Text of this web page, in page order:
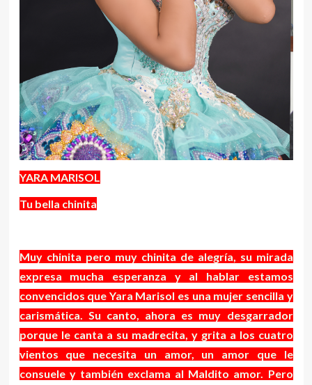
YARA MARISOL
Tu bella chinita
Muy chinita pero muy chinita de alegría, su mirada
expresa mucha esperanza y al hablar estamos
convencidos que Yara Marisol es una mujer sencilla y
carismática. Su canto, ahora es muy desgarrador
porque le canta a su madrecita, y grita a los cuatro
vientos que necesita un amor, un amor que le
consuele y también exclama al Maldito amor. Pero